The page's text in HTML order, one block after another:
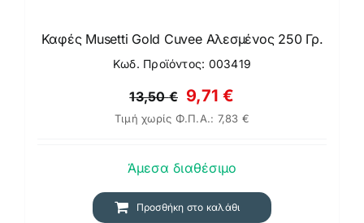
Καφές Musetti Gold Cuvee Αλεσμένος 250 Γρ.
Κωδ. Προϊόντος: 003419
13,50€ Original
price
13,50 €.
9,71€
τρέχουσα
είναι:
9,71 €.
Τιμή χωρίς Φ.Π.Α.: 7,83 €
Άμεσα διαθέσιμο
Προσθήκη στο καλάθι